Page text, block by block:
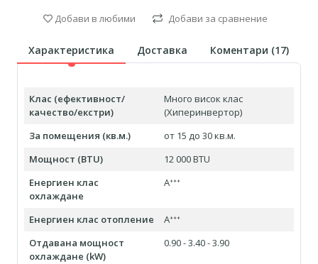
Добави в любими Добави за сравнение
Характеристика Доставка Коментари (17)
Клас (ефективност/
качество/екстри)
Много висок клас
(Хиперинвертор)
За помещения (кв.м.)
от 15 до 30 кв.м.
Мощност (BTU)
12 000 BTU
Енергиен клас
охлаждане
Aᐩᐩᐩ
Енергиен клас отопление
Aᐩᐩᐩ
Отдавана мощност
охлаждане (kW)
0.90 - 3.40 - 3.90